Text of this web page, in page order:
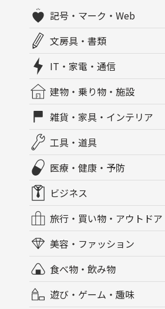
記号・マーク・Web
文房具・書類
IT・家電・通信
建物・乗り物・施設
雑貨・家具・インテリア
工具・道具
医療・健康・予防
ビジネス
旅行・買い物・アウトドア
美容・ファッション
食べ物・飲み物
遊び・ゲーム・趣味